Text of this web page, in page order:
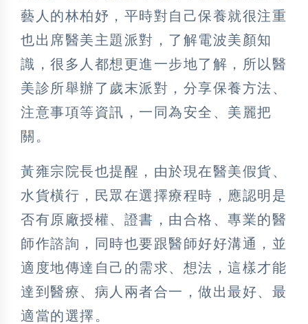
藝人的林柏妤，平時對自己保養就很注重
也出席醫美主題派對，了解電波美顏知
識，很多人都想更進一步地了解，所以醫
美診所舉辦了歲末派對，分享保養方法、
注意事項等資訊，一同為安全、美麗把
關。
黃雍宗院長也提醒，由於現在醫美假貨、
水貨橫行，民眾在選擇療程時，應認明是
否有原廠授權、證書，由合格、專業的醫
師作諮詢，同時也要跟醫師好好溝通，並
適度地傳達自己的需求、想法，這樣才能
達到醫療、病人兩者合一，做出最好、最
適當的選擇。